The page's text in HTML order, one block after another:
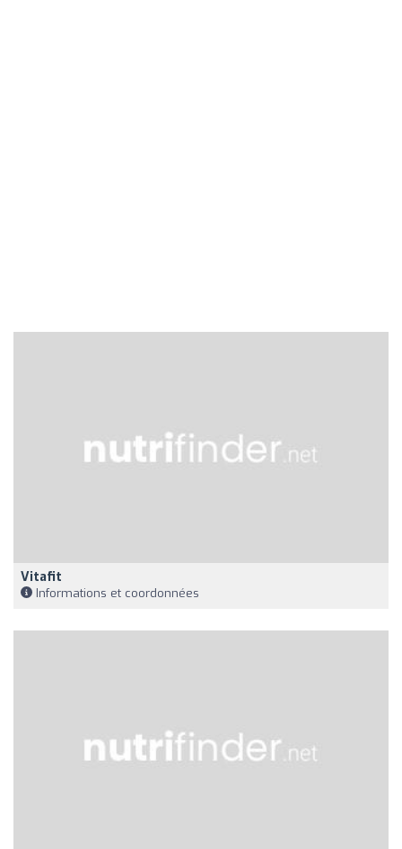
Vitafit
Informations et coordonnées